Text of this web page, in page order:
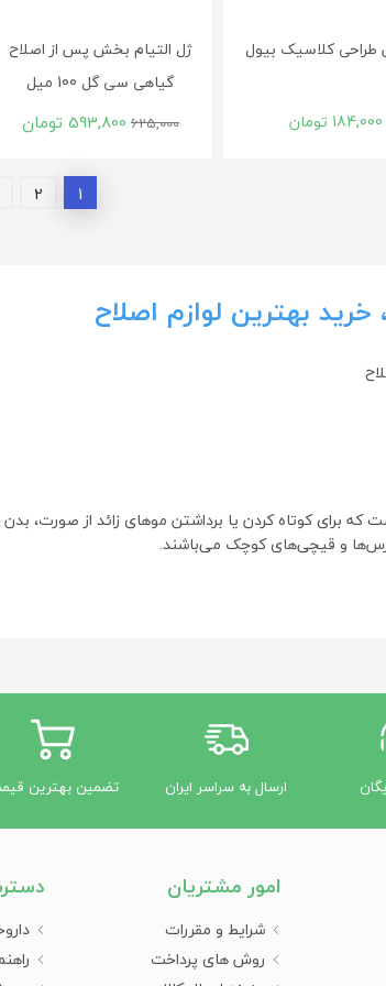
طراحی کلاسیک بیول
184,000 تومان
ژل التيام بخش پس از اصلاح
گیاهی سی گل 100 میل
625,000
593,800 تومان
1
2
خرید بهترین لوازم اصلاح
که برای کوتاه کردن یا برداشتن موهای زائد از صورت،
برس‌ها و قیچی‌های کوچک می‌باشند.
و سبیل.
بدن مانند بازوها، پاها، و زیر بغل.
موی سر.
حساس دیگر که نیاز به دقت و ابزارهای خاص دارند.
برای شکل دادن به ابروها.
ارسال به سراسر ایران تضمین بهترین
امور مشتریان
شرایط و مقررات
روش های پرداخت